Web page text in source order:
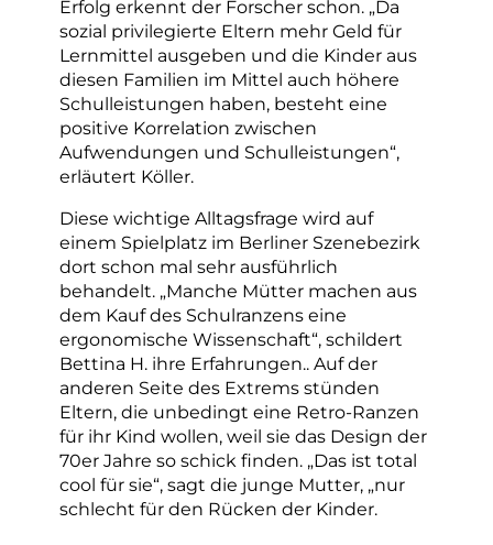
Erfolg erkennt der Forscher schon. „Da
sozial privilegierte Eltern mehr Geld für
Lernmittel ausgeben und die Kinder aus
diesen Familien im Mittel auch höhere
Schulleistungen haben, besteht eine
positive Korrelation zwischen
Aufwendungen und Schulleistungen“,
erläutert Köller.
Diese wichtige Alltagsfrage wird auf
einem Spielplatz im Berliner Szenebezirk
dort schon mal sehr ausführlich
behandelt. „Manche Mütter machen aus
dem Kauf des Schulranzens eine
ergonomische Wissenschaft“, schildert
Bettina H. ihre Erfahrungen.. Auf der
anderen Seite des Extrems stünden
Eltern, die unbedingt eine Retro-Ranzen
für ihr Kind wollen, weil sie das Design der
70er Jahre so schick finden. „Das ist total
cool für sie“, sagt die junge Mutter, „nur
schlecht für den Rücken der Kinder.